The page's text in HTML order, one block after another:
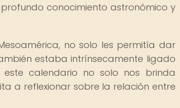
conocimiento astronómico y
no solo les permitía dar
estaba intrínsecamente ligado
este calendario no solo nos brinda
a reflexionar sobre la relación entre